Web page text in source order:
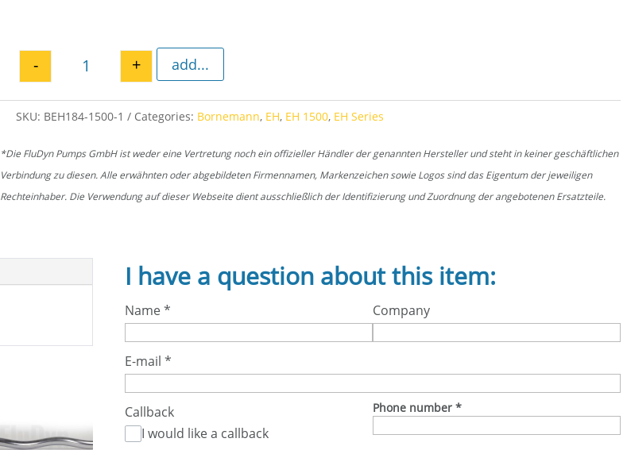
Grease retainer ring EH 1500 quantity
- + add...
SKU: BEH184-1500-1 Categories: Bornemann, EH, EH 1500, EH Series
*Die FluDyn Pumps GmbH ist weder eine Vertretung noch ein offizieller Händler der genannten Hersteller und steht in keiner geschäftlichen
Verbindung zu diesen. Alle erwähnten oder abgebildeten Firmennamen, Markenzeichen sowie Logos sind das Eigentum der jeweiligen
Rechteinhaber. Die Verwendung auf dieser Webseite dient ausschließlich der Identifizierung und Zuordnung der angebotenen Ersatzteile.
I have a question about this item:
Name* Company
E-mail *
Callback
I would like a callback
Phone number *